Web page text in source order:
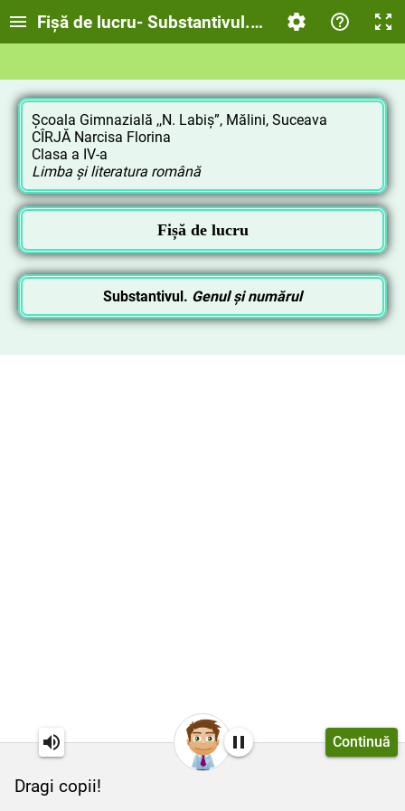
Dragi copii!
Continuă
Fișă de lucru- Substantivul. Genul și
Școala Gimnazială ,,N. Labiș”, Mălini, Suceava
CÎRJĂ Narcisa Florina
Clasa a IV-a
Limba și literatura română
Fișă de lucru
Substantivul. Genul și numărul